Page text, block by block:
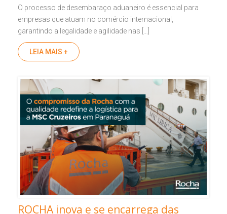
O processo de desembaraço aduaneiro é essencial para
empresas que atuam no comércio internacional,
garantindo a legalidade e agilidade nas […]
LEIA MAIS +
ROCHA inova e se encarrega das